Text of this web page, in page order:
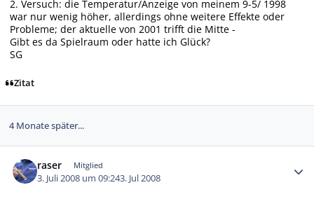
2. Versuch: die Temperatur/Anzeige von meinem 9-5/ 1998
war nur wenig höher, allerdings ohne weitere Effekte oder
Probleme; der aktuelle von 2001 trifft die Mitte -
Gibt es da Spielraum oder hatte ich Glück?
SG
Zitat
4 Monate später...
raser Mitglied
3. Juli 2008 um 09:243. Jul 2008